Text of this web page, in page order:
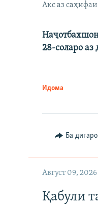
Акс аз
28-соларо
Идома
Ба
Август 09, 2026
Қабули